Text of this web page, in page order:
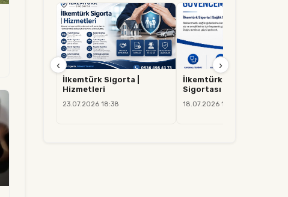
İlkemtürk Sigorta |
Hizmetleri
23.07.2026 18:38
İlkemtürk Sigorta | Sağlık
Sigortası
18.07.2026 14:37
‹ ›